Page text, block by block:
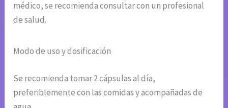
médico, se recomienda consultar con un profesional
de salud.
Modo de uso y dosificación
Se recomienda tomar 2 cápsulas al día,
preferiblemente con las comidas y acompañadas de